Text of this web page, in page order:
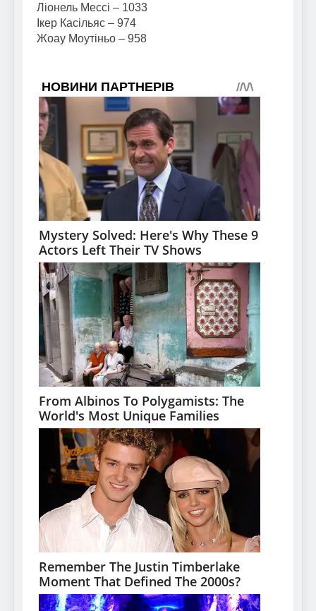
Ліонель Мессі – 1033
Ікер Касільяс – 974
Жоау Моутіньо – 958